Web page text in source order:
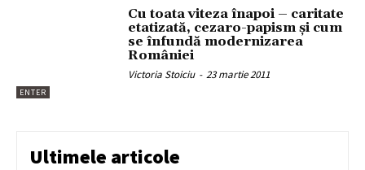
ENTER
Cu toata viteza înapoi – caritate
etatizată, cezaro-papism şi cum
se înfundă modernizarea
României
Victoria Stoiciu - 23 martie 2011
Ultimele articole